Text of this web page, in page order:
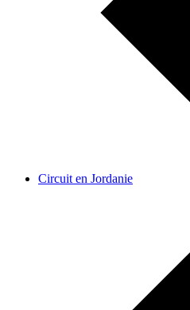
Circuit en Jordanie